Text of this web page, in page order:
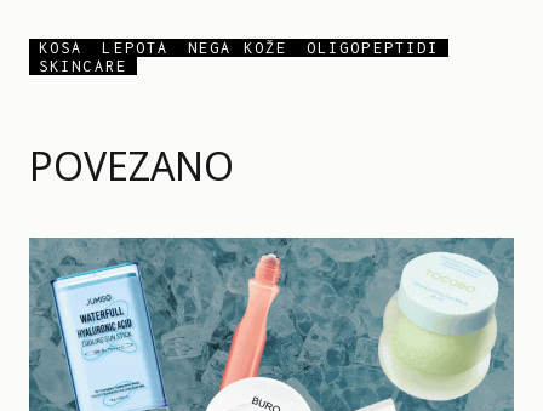
POVEZANO
KOSA LEPOTA NEGA KOŽE
OLIGOPEPTIDI
SKINCARE